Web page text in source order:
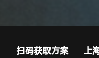
扫码获取方案 上